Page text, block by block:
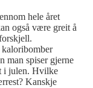
hele året
også være greit å
kaloribomber
man spiser gjerne
i julen. Hvilke
Kanskje